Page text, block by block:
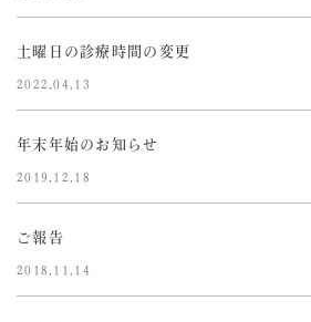
土曜日の診療時間の変更
2022.04.13
年末年始のお知らせ
2019.12.18
ご報告
2018.11.14